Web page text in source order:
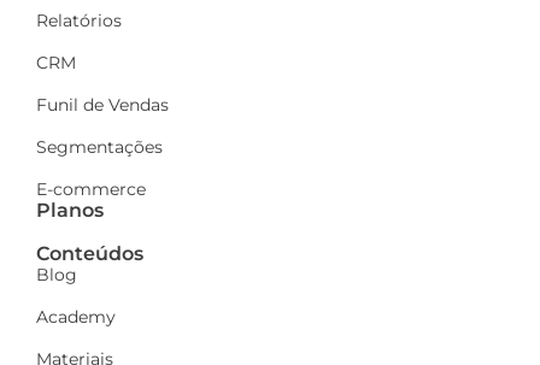
Relatórios
CRM
Funil de Vendas
Segmentações
E-commerce
Planos
Conteúdos
Blog
Academy
Materiais